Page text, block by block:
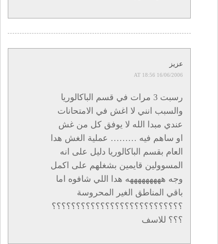
عزيز
16/06/2006 AT 18:56
رسبت 3 مرات في قسم الباكالوريا
والسبب انني لا اغش في الامتحانات
عندي مبدا الله لا يوفق كل من غش
او ساهم فيه ……… عملية الغش هدا
العام بقسم الباكالوريا دليل على انه
المسوولين قايمين بشغلهم على اكمل
وجه هههههههههه هدا اللي شافوه اما
باقي المناطق الغير المحروسة
؟؟؟؟؟؟؟؟؟؟؟؟؟؟؟؟؟؟؟؟؟؟؟؟؟؟؟
؟؟؟ للاسف